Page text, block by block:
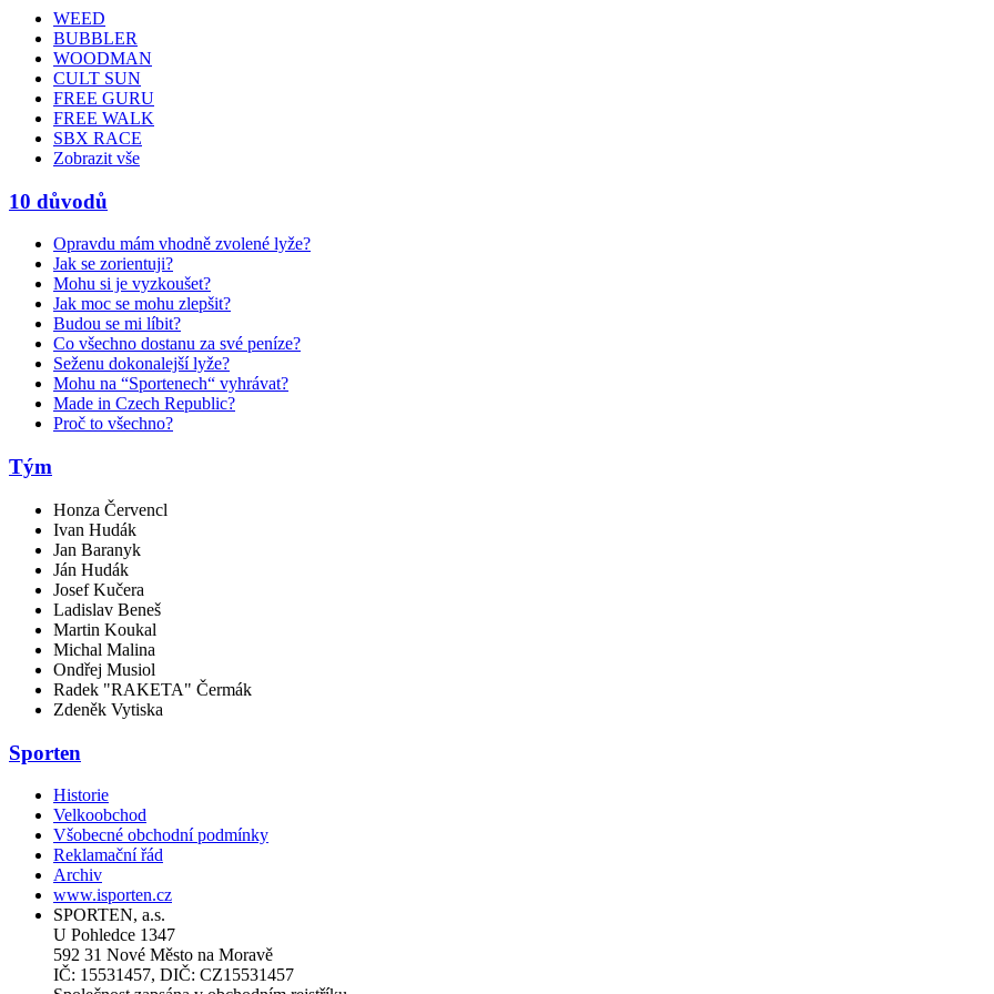
WEED
BUBBLER
WOODMAN
CULT SUN
FREE GURU
FREE WALK
SBX RACE
Zobrazit vše
10 důvodů
Opravdu mám vhodně zvolené lyže?
Jak se zorientuji?
Mohu si je vyzkoušet?
Jak moc se mohu zlepšit?
Budou se mi líbit?
Co všechno dostanu za své peníze?
Seženu dokonalejší lyže?
Mohu na “Sportenech“ vyhrávat?
Made in Czech Republic?
Proč to všechno?
Tým
Honza Červencl
Ivan Hudák
Jan Baranyk
Ján Hudák
Josef Kučera
Ladislav Beneš
Martin Koukal
Michal Malina
Ondřej Musiol
Radek "RAKETA" Čermák
Zdeněk Vytiska
Sporten
Historie
Velkoobchod
Všobecné obchodní podmínky
Reklamační řád
Archiv
www.isporten.cz
SPORTEN, a.s.
U Pohledce 1347
592 31 Nové Město na Moravě
IČ: 15531457, DIČ: CZ15531457